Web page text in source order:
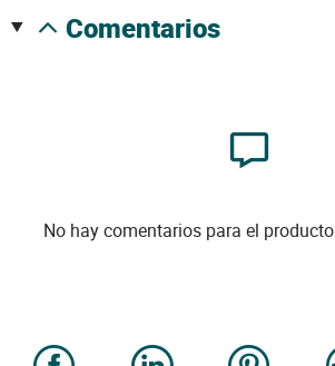
comentarios
No hay comentarios para el producto